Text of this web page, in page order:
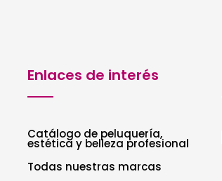
Enlaces de interés
Catálogo de peluquería,
estética y belleza profesional
Todas nuestras marcas